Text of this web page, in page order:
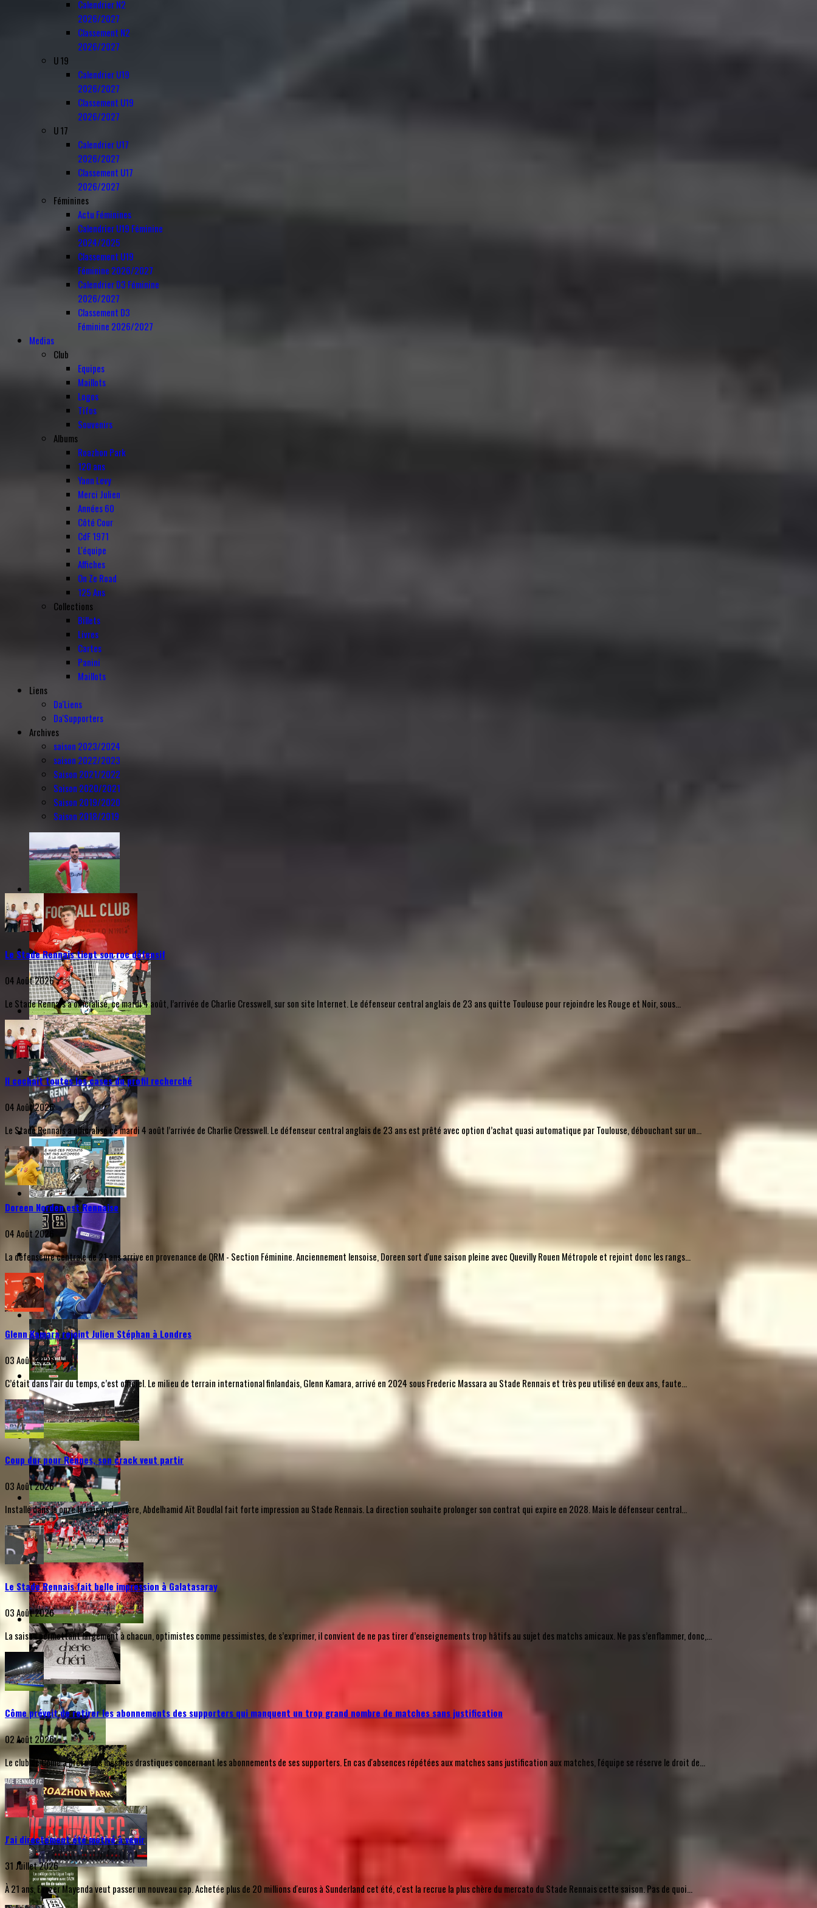
Calendrier N2
2026/2027
Classement N2
2026/2027
U 19
Calendrier U19
2026/2027
Classement U19
2026/2027
U 17
Calendrier U17
2026/2027
Classement U17
2026/2027
Féminines
Actu Féminines
Calendrier U19 Féminine
2024/2025
Classement U19
Féminine 2026/2027
Calendrier D3 Féminine
2026/2027
Classement D3
Féminine 2026/2027
Medias
Club
Equipes
Maillots
Logos
Tifos
Souvenirs
Albums
Roazhon Park
120 ans
Yann Levy
Merci Julien
Années 60
Côté Cour
CdF 1971
L'équipe
Affiches
On Ze Road
125 Ans
Collections
Billets
Livres
Cartes
Panini
Maillots
Liens
Da'Liens
Da'Supporters
Archives
saison 2023/2024
saison 2022/2023
Saison 2021/2022
Saison 2020/2021
Saison 2019/2020
Saison 2018/2019
Le Stade Rennais tient son roc défensif
04 Août 2026
Le Stade Rennais a officialisé, ce mardi 4 août, l’arrivée de Charlie Cresswell, sur son site Internet. Le défenseur central anglais de 23 ans quitte Toulouse pour rejoindre les Rouge et Noir, sous...
Il cochait toutes les cases du profil recherché
04 Août 2026
Le Stade Rennais a officialisé ce mardi 4 août l’arrivée de Charlie Cresswell. Le défenseur central anglais de 23 ans est prêté avec option d’achat quasi automatique par Toulouse, débouchant sur un...
Doreen Norden est Rennaise
04 Août 2026
La défenseure centrale de 21 ans arrive en provenance de QRM - Section Féminine. Anciennement lensoise, Doreen sort d'une saison pleine avec Quevilly Rouen Métropole et rejoint donc les rangs...
Glenn Kamara rejoint Julien Stéphan à Londres
03 Août 2026
C’était dans l’air du temps, c’est officiel. Le milieu de terrain international finlandais, Glenn Kamara, arrivé en 2024 sous Frederic Massara au Stade Rennais et très peu utilisé en deux ans, faute...
Coup dur pour Rennes, son crack veut partir
03 Août 2026
Installé dans le onze la saison dernière, Abdelhamid Aït Boudlal fait forte impression au Stade Rennais. La direction souhaite prolonger son contrat qui expire en 2028. Mais le défenseur central...
Le Stade Rennais fait belle impression à Galatasaray
03 Août 2026
La saison permettant largement à chacun, optimistes comme pessimistes, de s’exprimer, il convient de ne pas tirer d’enseignements trop hâtifs au sujet des matchs amicaux. Ne pas s’enflammer, donc,...
Côme prévoit de retirer les abonnements des supporters qui manquent un trop grand nombre de matches sans justification
02 Août 2026
Le club de Côme a prévu des mesures drastiques concernant les abonnements de ses supporters. En cas d'absences répétées aux matches sans justification aux matches, l'équipe se réserve le droit de...
J'ai directement été motivé à venir
31 Juillet 2026
À 21 ans, Eliezer Mayenda veut passer un nouveau cap. Achetée plus de 20 millions d'euros à Sunderland cet été, c'est la recrue la plus chère du mercato du Stade Rennais cette saison. Pas de quoi...